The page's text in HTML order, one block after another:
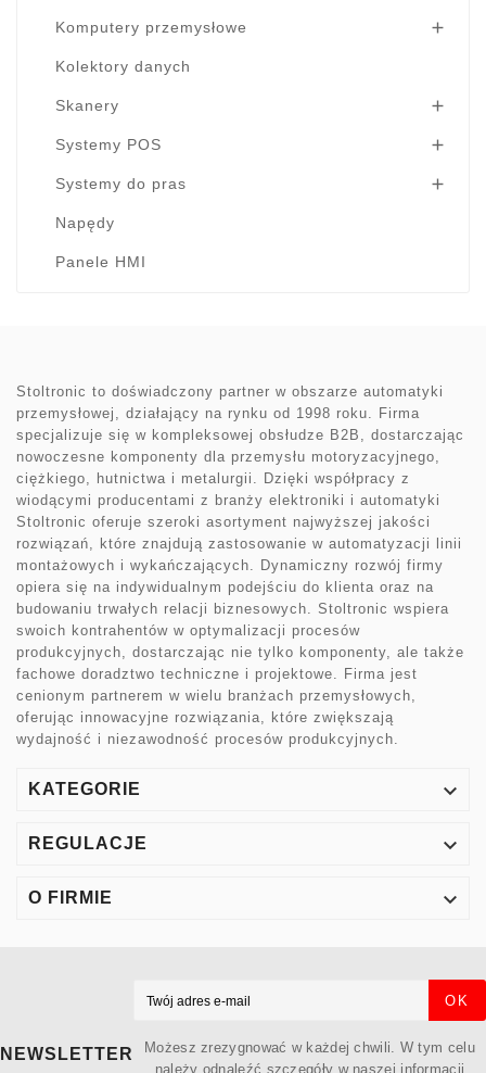
Komputery przemysłowe 
Kolektory danych
Skanery 
Systemy POS 
Systemy do pras 
Napędy
Panele HMI
Stoltronic to doświadczony partner w obszarze automatyki
przemysłowej, działający na rynku od 1998 roku. Firma
specjalizuje się w kompleksowej obsłudze B2B, dostarczając
nowoczesne komponenty dla przemysłu motoryzacyjnego,
ciężkiego, hutnictwa i metalurgii. Dzięki współpracy z
wiodącymi producentami z branży elektroniki i automatyki
Stoltronic oferuje szeroki asortyment najwyższej jakości
rozwiązań, które znajdują zastosowanie w automatyzacji linii
montażowych i wykańczających. Dynamiczny rozwój firmy
opiera się na indywidualnym podejściu do klienta oraz na
budowaniu trwałych relacji biznesowych. Stoltronic wspiera
swoich kontrahentów w optymalizacji procesów
produkcyjnych, dostarczając nie tylko komponenty, ale także
fachowe doradztwo techniczne i projektowe. Firma jest
cenionym partnerem w wielu branżach przemysłowych,
oferując innowacyjne rozwiązania, które zwiększają
wydajność i niezawodność procesów produkcyjnych.
KATEGORIE 
REGULACJE 
O FIRMIE 
NEWSLETTER
OK
Możesz zrezygnować w każdej chwili. W tym celu
należy odnaleźć szczegóły w naszej informacji